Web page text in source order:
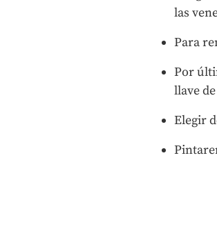
las
Para
Por
llave
Elegir